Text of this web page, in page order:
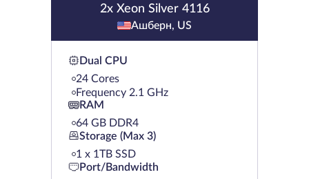
2x Xeon Silver 4116
Ашберн, US
Dual CPU
24 Cores
Frequency 2.1 GHz
RAM
64 GB DDR4
Storage (Max 3)
1 х 1TB SSD
Port/Bandwidth